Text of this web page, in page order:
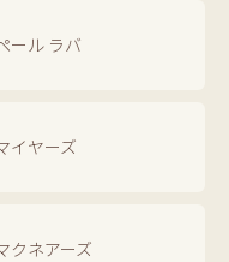
ール ラバ
イヤーズ
クネアーズ